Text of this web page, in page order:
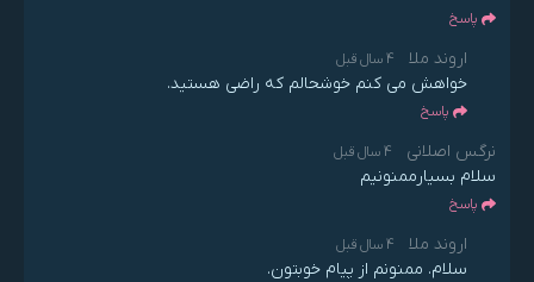
پاسخ
اروند ملا 4 سال قبل
خواهش می کنم خوشحالم که راضی هستید.
پاسخ
نرگس اصلانی 4 سال قبل
سلام بسیارممنونیم
پاسخ
اروند ملا 4 سال قبل
سلام. ممنونم از پیام خوبتون.